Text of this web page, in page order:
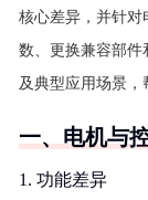
核心差异，并针对
数、更换兼容部件
及典型应用场景，
一、电机与
1. 功能差异